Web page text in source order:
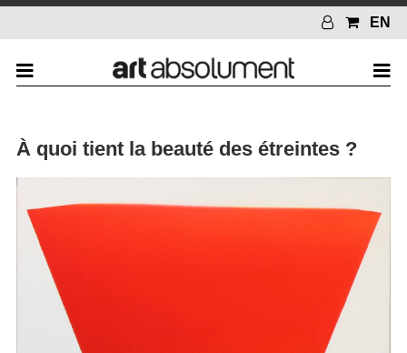
EN
À quoi tient la beauté des étreintes ?